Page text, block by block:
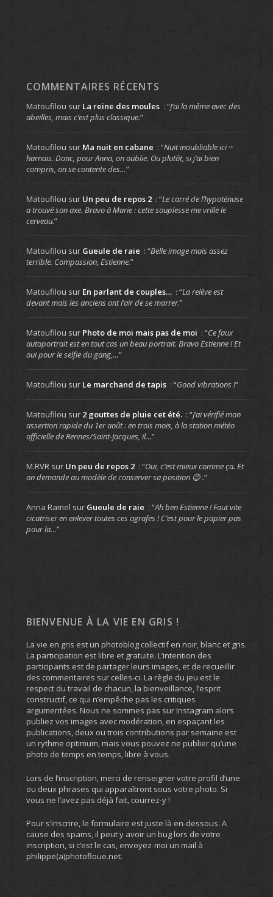
COMMENTAIRES RÉCENTS
Matoufilou sur La reine des moules : “J’ai la même avec des
abeilles, mais c’est plus classique.”
Matoufilou sur Ma nuit en cabane : “Nuit inoubliable ici =
harnais. Donc, pour Anna, on oublie. Ou plutôt, si j’ai bien
compris, on se contente des…”
Matoufilou sur Un peu de repos 2 : “Le carré de l’hypoténuse
a trouvé son axe. Bravo à Marie : cette souplesse me vrille le
cerveau.”
Matoufilou sur Gueule de raie : “Belle image mais assez
terrible. Compassion, Estienne.”
Matoufilou sur En parlant de couples… : “La relève est
devant mais les anciens ont l’air de se marrer.”
Matoufilou sur Photo de moi mais pas de moi : “Ce faux
autoportrait est en tout cas un beau portrait. Bravo Estienne ! Et
oui pour le selfie du gang,…”
Matoufilou sur Le marchand de tapis : “Good vibrations !”
Matoufilou sur 2 gouttes de pluie cet été. : “J’ai vérifié mon
assertion rapide du 1er août : en trois mois, à la station météo
officielle de Rennes/Saint-Jacques, il…”
M.RVRsur Un peu de repos 2 : “Oui, c’est mieux comme ça. Et
on demande au modèle de conserver sa position 😉 .”
Anna Ramel sur Gueule de raie : “Ah ben Estienne ! Faut vite
cicatriser en enlever toutes ces agrafes ! C’est pour le papier pas
pour la…”
BIENVENUE À LA VIE EN GRIS !
La vie en gris est un photoblog collectif en noir, blanc et gris.
La participation est libre et gratuite. L’intention des
participants est de partager leurs images, et de recueillir
des commentaires sur celles-ci. La règle du jeu est le
respect du travail de chacun, la bienveillance, l’esprit
constructif, ce qui n’empêche pas les critiques
argumentées. Nous ne sommes pas sur Instagram alors
publiez vos images avec modération, en espaçant les
publications, deux ou trois contributions par semaine est
un rythme optimum, mais vous pouvez ne publier qu’une
photo de temps en temps, libre à vous.
Lors de l’inscription, merci de renseigner votre profil d’une
ou deux phrases qui apparaîtront sous votre photo. Si
vous ne l’avez pas déjà fait, courrez-y !
Pour s’inscrire, le formulaire est juste là en-dessous. A
cause des spams, il peut y avoir un bug lors de votre
inscription, si c’est le cas, envoyez-moi un mail à
philippe(a)photofloue.net.